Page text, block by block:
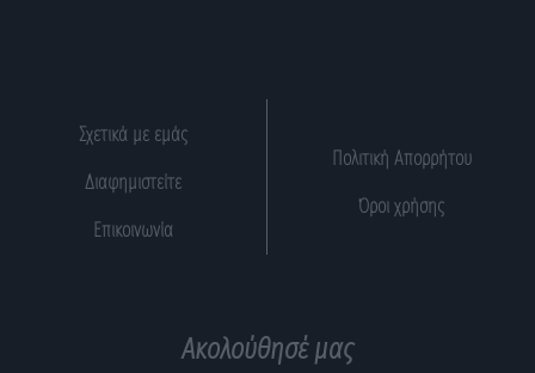
Σχετικά με εμάς
Διαφημιστείτε
Επικοινωνία
Πολιτική Απορρήτου
Όροι χρήσης
Ακολούθησέ μας